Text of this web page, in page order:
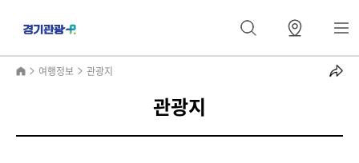
여행정보 관광지
관광지